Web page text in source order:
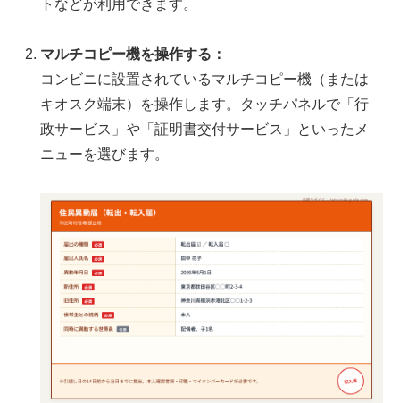
トなどが利用できます。
マルチコピー機を操作する：
コンビニに設置されているマルチコピー機（または
キオスク端末）を操作します。タッチパネルで「行
政サービス」や「証明書交付サービス」といったメ
ニューを選びます。